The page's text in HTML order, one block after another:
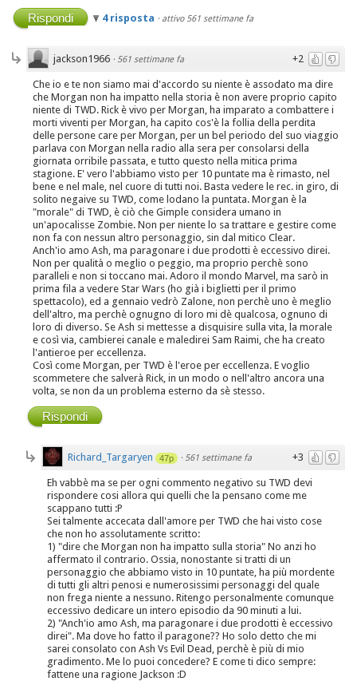
Rispondi 4 risposta · attivo 561 settimane fa
+2
jackson1966 · 561 settimane fa
Che io e te non siamo mai d'accordo su niente è assodato ma dire
che Morgan non ha impatto nella storia è non avere proprio capito
niente di TWD. Rick è vivo per Morgan, ha imparato a combattere i
morti viventi per Morgan, ha capito cos'è la follia della perdita
delle persone care per Morgan, per un bel periodo del suo viaggio
parlava con Morgan nella radio alla sera per consolarsi della
giornata orribile passata, e tutto questo nella mitica prima
stagione. E' vero l'abbiamo visto per 10 puntate ma è rimasto, nel
bene e nel male, nel cuore di tutti noi. Basta vedere le rec. in giro, di
solito negaive su TWD, come lodano la puntata. Morgan è la
"morale" di TWD, è ciò che Gimple considera umano in
un'apocalisse Zombie. Non per niente lo sa trattare e gestire come
non fa con nessun altro personaggio, sin dal mitico Clear.
Anch'io amo Ash, ma paragonare i due prodotti è eccessivo direi.
Non per qualità o meglio o peggio, ma proprio perchè sono
paralleli e non si toccano mai. Adoro il mondo Marvel, ma sarò in
prima fila a vedere Star Wars (ho già i biglietti per il primo
spettacolo), ed a gennaio vedrò Zalone, non perchè uno è meglio
dell'altro, ma perchè ognugno di loro mi dè qualcosa, ognuno di
loro di diverso. Se Ash si mettesse a disquisire sulla vita, la morale
e così via, cambierei canale e maledirei Sam Raimi, che ha creato
l'antieroe per eccellenza.
Così come Morgan, per TWD è l'eroe per eccellenza. E voglio
scommetere che salverà Rick, in un modo o nell'altro ancora una
volta, se non da un problema esterno da sè stesso.
Rispondi
+3
Richard_Targaryen 47p · 561 settimane fa
Eh vabbè ma se per ogni commento negativo su TWD devi
rispondere cosi allora qui quelli che la pensano come me
scappano tutti :P
Sei talmente accecata dall'amore per TWD che hai visto cose
che non ho assolutamente scritto:
1) "dire che Morgan non ha impatto sulla storia" No anzi ho
affermato il contrario. Ossia, nonostante si tratti di un
personaggio che abbiamo visto in 10 puntate, ha più mordente
di tutti gli altri penosi e numerosissimi personaggi del quale
non frega niente a nessuno. Ritengo personalmente comunque
eccessivo dedicare un intero episodio da 90 minuti a lui.
2) "Anch'io amo Ash, ma paragonare i due prodotti è eccessivo
direi". Ma dove ho fatto il paragone?? Ho solo detto che mi
sarei consolato con Ash Vs Evil Dead, perchè è più di mio
gradimento. Me lo puoi concedere? E come ti dico sempre:
fattene una ragione Jackson :D